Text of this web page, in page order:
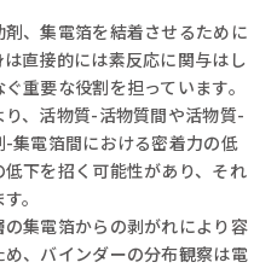
、集電箔を結着させるために
直接的には素反応に関与はし
重要な役割を担っています。
、活物質-活物質間や活物質-
集電箔間における密着力の低
下を招く可能性があり、それ
。
集電箔からの剥がれにより容
、バインダーの分布観察は電